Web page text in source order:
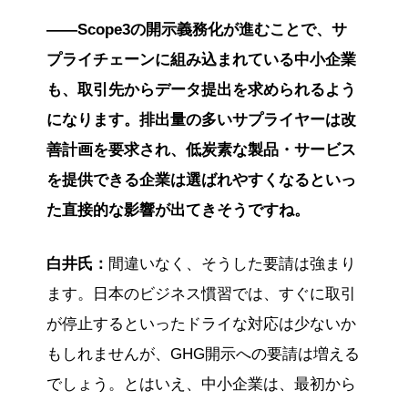
――Scope3の開示義務化が進むことで、サ
プライチェーンに組み込まれている中小企業
も、取引先からデータ提出を求められるよう
になります。排出量の多いサプライヤーは改
善計画を要求され、低炭素な製品・サービス
を提供できる企業は選ばれやすくなるといっ
た直接的な影響が出てきそうですね。
白井氏： 間違いなく、そうした要請は強まり
ます。日本のビジネス慣習では、すぐに取引
が停止するといったドライな対応は少ないか
もしれませんが、GHG開示への要請は増える
でしょう。とはいえ、中小企業は、最初から